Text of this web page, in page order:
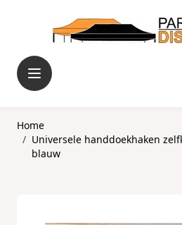
Home
/ Universele handdoekhaken
blauw